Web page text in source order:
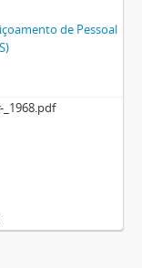
de Pessoal
-_1968.pdf